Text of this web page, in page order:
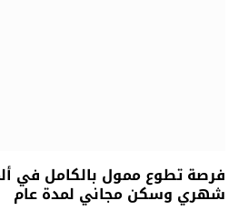
شهري وسكن مجاني لمدة عام